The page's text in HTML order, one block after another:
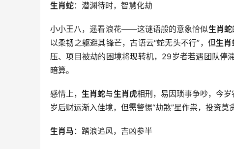
生肖蛇：潜渊待时，智慧化劫
小小王八，遥看浪花——这谜语般的意象恰似生肖蛇
以柔韧之躯避其锋芒，古语云“蛇无头不行”，但生肖
压、项目被劫的困境将现转机，29岁者若遇团队停
暗算。
感情上，生肖蛇与生肖虎相刑，易因琐事争吵，今
岁后财运渐入佳境，但需警惕“劫煞”星作祟，投资莫
生肖马 ：踏浪追风，吉凶参半